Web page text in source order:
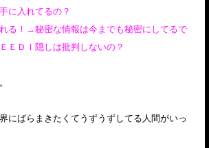
に入れてるの？
る！→秘密な情報は今までも秘密にしてるで
ＥＤＩ隠しは批判しないの？
にばらまきたくてうずうずしてる人間がいっ